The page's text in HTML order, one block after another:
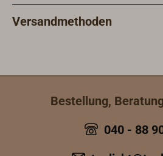
Versandmethoden
Bestellung,
040 - 88